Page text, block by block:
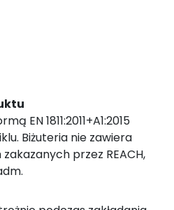
EN 1811:2011+A1:2015
Biżuteria nie zawiera
przez REACH,